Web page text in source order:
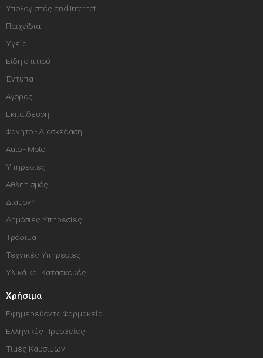
Υπολογιστές and Internet
Παιχνίδια
Υγεία
Είδη σπιτιού
Έντυπα
Αγορές
Εκπαίδευση
Φαγητό - Διασκέδαση
Auto - Moto
Υπηρεσίες
Αθλητισμός
Διαμονή
Δημόσιες Υπηρεσίες
Τρόφιμα
Τεχνικές Υπηρεσίες
Υλικά και Κατασκευές
Χρήσιμα
Εφημερεύοντα Φαρμακεία
Ελληνικές Πρεσβείες
Τιμές Καυσίμων